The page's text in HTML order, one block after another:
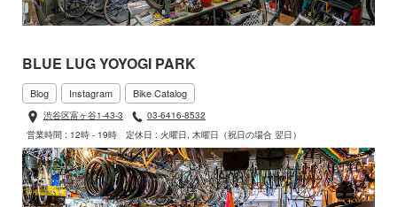
BLUE LUG YOYOGI PARK
Blog Instagram Bike Catalog
渋谷区富ヶ谷1-43-3
03-6416-8532
営業時間 : 12時 - 19時
定休日 : 火曜日, 木曜日（祝日の場合 翌日）